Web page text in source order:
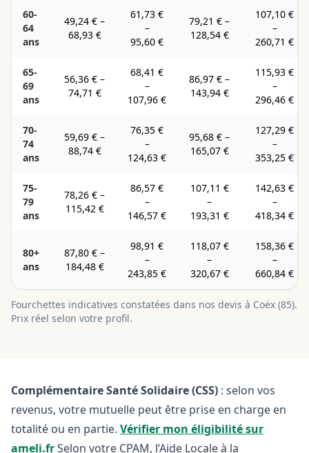
60-
64
ans
49,24 € –
68,93 €
61,73 €
–
95,60 €
79,21 € –
128,54 €
107,10 €
–
260,71 €
65-
69
ans
56,36 € –
74,71 €
68,41 €
–
107,96 €
86,97 € –
143,94 €
115,93 €
–
296,46 €
70-
74
ans
59,69 € –
88,74 €
76,35 €
–
124,63 €
95,68 € –
165,07 €
127,29 €
–
353,25 €
75-
79
ans
78,26 € –
115,42 €
86,57 €
–
146,57 €
107,11 €
–
193,31 €
142,63 €
–
418,34 €
80+
ans
87,80 € –
184,48 €
98,91 €
–
243,85 €
118,07 €
–
320,67 €
158,36 €
–
660,84 €
Fourchettes indicatives constatées dans nos devis à Coëx (85).
Prix réel selon votre profil.
Complémentaire Santé Solidaire (CSS) : selon vos
revenus, votre mutuelle peut être prise en charge en
totalité ou en partie. Vérifier mon éligibilité sur
ameli.frSelon votre CPAM, l’Aide Locale à la